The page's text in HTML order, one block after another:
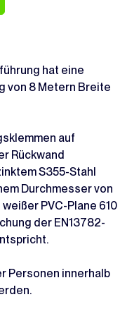
hat eine
von 8 Metern Breite
auf
Rückwand
S355-Stahl
Durchmesser von
PVC-Plane 610
der EN13782-
Personen innerhalb